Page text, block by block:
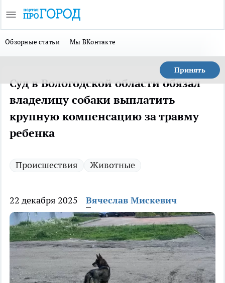
Обзорные статьи Мы ВКонтакте
Принять
Суд в Вологодской области обязал
владелицу собаки выплатить
крупную компенсацию за травму
ребенка
Происшествия Животные
22 декабря 2025 Вячеслав Мискевич